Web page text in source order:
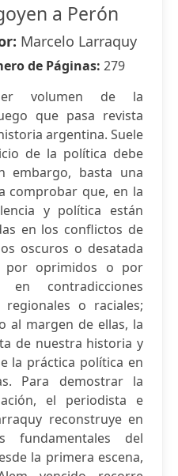
a Perón
Marcelo Larraquy
de Páginas: 279
volumen de la
que pasa revista
argentina. Suele
de la política debe
embargo, basta una
comprobar que, en la
y política están
en los conflictos de
oscuros o desatada
por oprimidos o por
en contradicciones
regionales o raciales;
al margen de ellas, la
de nuestra historia y
la práctica política en
Para demostrar la
el periodista e
reconstruye en
fundamentales del
la primera escena,